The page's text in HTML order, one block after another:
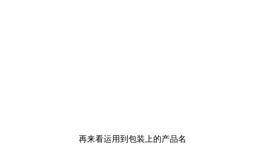
再来看运用到包装上的产品名